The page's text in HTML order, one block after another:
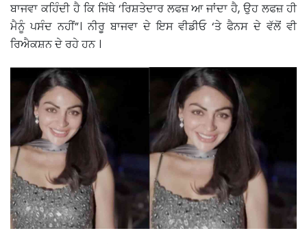
ਬਾਜਵਾ ਕਹਿੰਦੀ ਹੈ ਕਿ ਜਿੱਥੇ ‘ਰਿਸ਼ਤੇਦਾਰ ਲਫਜ਼ ਆ ਜਾਂਦਾ ਹੈ, ਉਹ ਲਫਜ਼ ਹੀ
ਮੈਨੂੰ ਪਸੰਦ ਨਹੀਂ”। ਨੀਰੂ ਬਾਜਵਾ ਦੇ ਇਸ ਵੀਡੀਓ ‘ਤੇ ਫੈਨਸ ਦੇ ਵੱਲੋਂ ਵੀ
ਰਿਐਕਸ਼ਨ ਦੇ ਰਹੇ ਹਨ ।